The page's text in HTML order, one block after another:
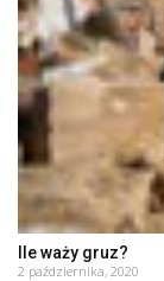
Ile waży gruz?
2 października, 2020